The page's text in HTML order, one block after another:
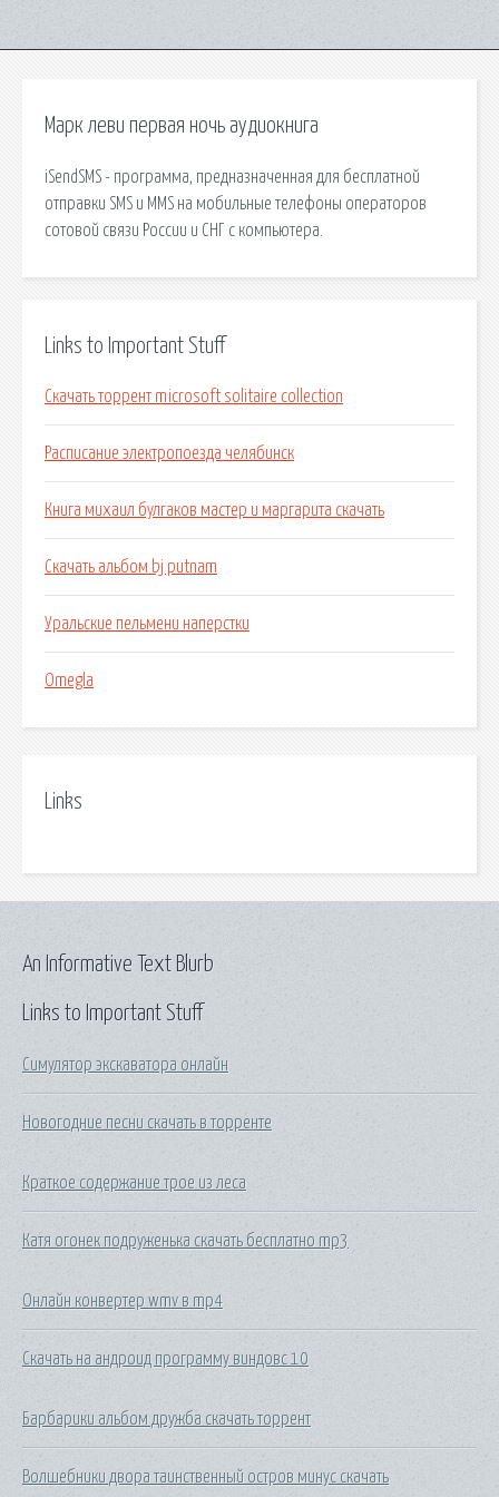
Марк леви первая ночь аудиокнига
iSendSMS - программа, предназначенная для бесплатной
отправки SMS и MMS на мобильные телефоны операторов
сотовой связи России и СНГ с компьютера.
Links to Important Stuff
Скачать торрент microsoft solitaire collection
Расписание электропоезда челябинск
Книга михаил булгаков мастер и маргарита скачать
Скачать альбом bj putnam
Уральские пельмени наперстки
Omegla
Links
Links to Important Stuff
Симулятор экскаватора онлайн
Новогодние песни скачать в торренте
Краткое содержание трое из леса
Катя огонек подруженька скачать бесплатно mp3
Онлайн конвертер wmv в mp4
Скачать на андроид программу виндовс 10
Барбарики альбом дружба скачать торрент
Волшебники двора таинственный остров минус скачать
An Informative Text Blurb